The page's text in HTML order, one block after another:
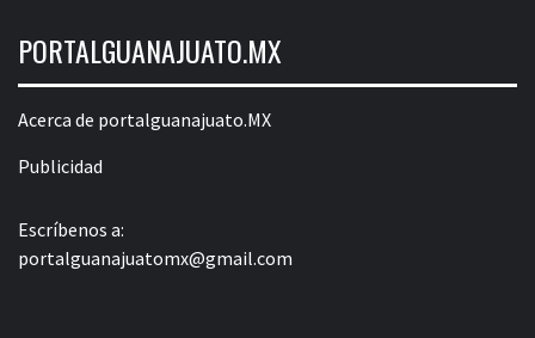
PORTALGUANAJUATO.MX
Acerca de portalguanajuato.MX
Publicidad
Escríbenos a:
portalguanajuatomx@gmail.com